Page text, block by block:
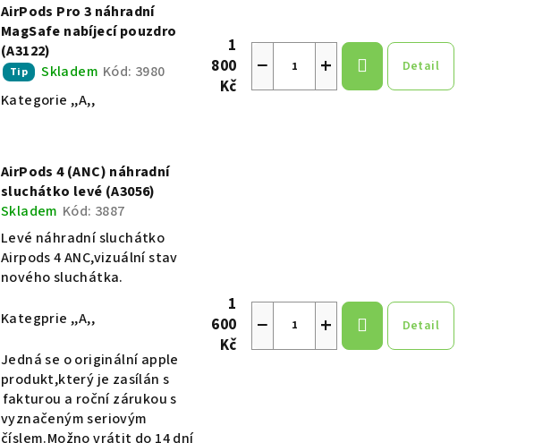
AirPods Pro 3 náhradní
MagSafe nabíjecí pouzdro
(A3122)
Tip Skladem Kód: 3980
Kategorie ,,A,,
1
800
Kč
+
− Detail
AirPods 4 (ANC) náhradní
sluchátko levé (A3056)
Skladem Kód: 3887
Levé náhradní sluchátko
Airpods 4 ANC,vizuální stav
nového sluchátka.
Kategprie ,,A,,
Jedná se o originální apple
produkt,který je zasílán s
fakturou a roční zárukou s
vyznačeným seriovým
číslem.Možno vrátit do 14 dní
1
600
Kč
+
− Detail